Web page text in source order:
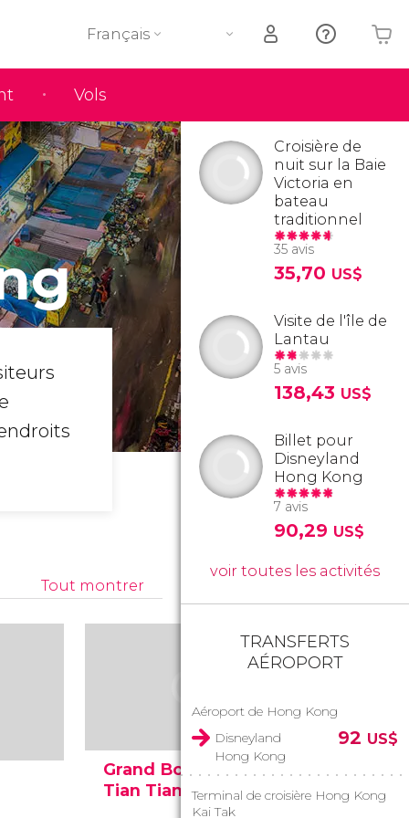
Vols
Français
Tout montrer
Grand Bouddha
Tian Tian
Lin
Croisière de
nuit sur la Baie
Victoria en
bateau
traditionnel
35 avis
35,70 US$
Visite de l'île de
Lantau
5 avis
138,43 US$
Billet pour
Disneyland
Hong Kong
7 avis
90,29 US$
voir toutes les activités
TRANSFERTS
AÉROPORT
Aéroport de Hong Kong
Disneyland
Hong Kong
92 US$
Terminal de croisière Hong Kong
Kai Tak